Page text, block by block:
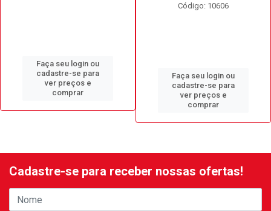
Faça seu login ou
cadastre-se para
ver preços e
comprar
Código: 10606
Faça seu login ou
cadastre-se para
ver preços e
comprar
Cadastre-se para receber nossas ofertas!